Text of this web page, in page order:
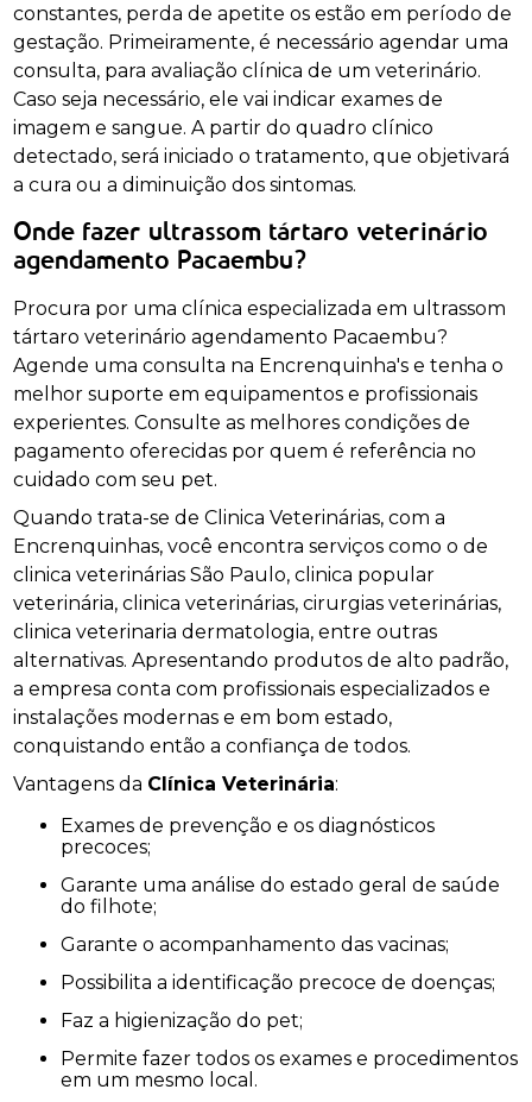
constantes, perda de apetite os estão em período de
gestação. Primeiramente, é necessário agendar uma
consulta, para avaliação clínica de um veterinário.
Caso seja necessário, ele vai indicar exames de
imagem e sangue. A partir do quadro clínico
detectado, será iniciado o tratamento, que objetivará
a cura ou a diminuição dos sintomas.
Onde fazer ultrassom tártaro veterinário
agendamento Pacaembu?
Procura por uma clínica especializada em ultrassom
tártaro veterinário agendamento Pacaembu?
Agende uma consulta na Encrenquinha's e tenha o
melhor suporte em equipamentos e profissionais
experientes. Consulte as melhores condições de
pagamento oferecidas por quem é referência no
cuidado com seu pet.
Quando trata-se de Clinica Veterinárias, com a
Encrenquinhas, você encontra serviços como o de
clinica veterinárias São Paulo, clinica popular
veterinária, clinica veterinárias, cirurgias veterinárias,
clinica veterinaria dermatologia, entre outras
alternativas. Apresentando produtos de alto padrão,
a empresa conta com profissionais especializados e
instalações modernas e em bom estado,
conquistando então a confiança de todos.
Vantagens da Clínica Veterinária:
Exames de prevenção e os diagnósticos
precoces;
Garante uma análise do estado geral de saúde
do filhote;
Garante o acompanhamento das vacinas;
Possibilita a identificação precoce de doenças;
Faz a higienização do pet;
Permite fazer todos os exames e procedimentos
em um mesmo local.